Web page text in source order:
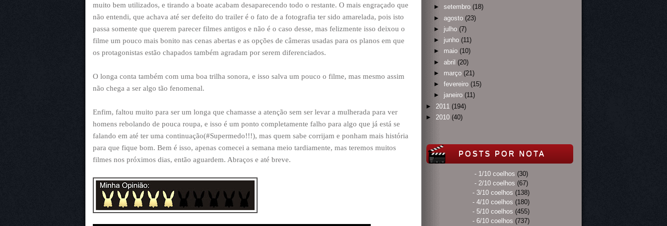
muito bem utilizados, e tirando a boate acabam desaparecendo todo o restante. O mais engraçado que
não entendi, que achava até ser defeito do trailer é o fato de a fotografia ter sido amarelada, pois isto
passa somente que querem parecer filmes antigos e não é o caso desse, mas felizmente isso deixou o
filme um pouco mais bonito nas cenas abertas e as opções de câmeras usadas para os planos em que
os protagonistas estão chapados também agradam por serem diferenciados.
O longa conta também com uma boa trilha sonora, e isso salva um pouco o filme, mas mesmo assim
não chega a ser algo tão fenomenal.
Enfim, faltou muito para ser um longa que chamasse a atenção sem ser levar a mulherada para ver
homens rebolando de pouca roupa, e isso é um ponto completamente falho para algo que já está se
falando em até ter uma continuação(#Supermedo!!!), mas quem sabe corrijam e ponham mais história
para que fique bom. Bem é isso, apenas comecei a semana meio tardiamente, mas teremos muitos
filmes nos próximos dias, então aguardem. Abraços e até breve.
► setembro (18)
► agosto (23)
► julho (7)
► junho (11)
► maio (10)
► abril (20)
► março (21)
► fevereiro (15)
► janeiro (11)
► 2011 (194)
► 2010 (40)
POSTS POR NOTA
- 1/10 coelhos (30)
- 2/10 coelhos (67)
- 3/10 coelhos (138)
- 4/10 coelhos (180)
- 5/10 coelhos (455)
- 6/10 coelhos (737)